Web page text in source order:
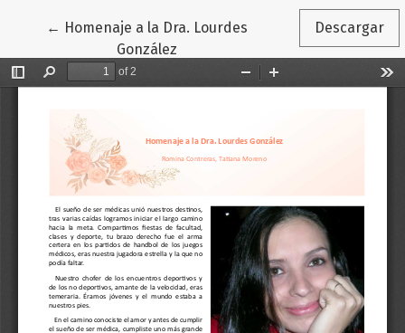
← Volver a los detalles del artículo
Homenaje a la Dra. Lourdes
González
Descargar